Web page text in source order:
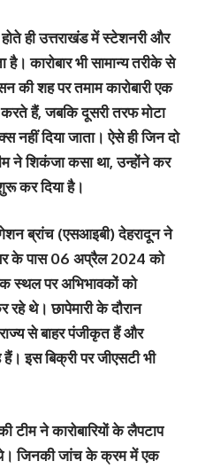
ही उत्तराखंड में स्टेशनरी और
कारोबार भी सामान्य तरीके से
की शह पर तमाम कारोबारी एक
हैं, जबकि दूसरी तरफ मोटा
दिया जाता। ऐसे ही जिन दो
ने शिकंजा कसा था, उन्होंने कर
कर दिया है।
ब्रांच (एसआइबी) देहरादून ने
के पास 06 अप्रैल 2024 को
स्थल पर अभिभावकों को
रहे थे। छापेमारी के दौरान
राज्य से बाहर पंजीकृत हैं और
इस बिक्री पर जीएसटी भी
टीम ने कारोबारियों के लैपटाप
जिनकी जांच के क्रम में एक